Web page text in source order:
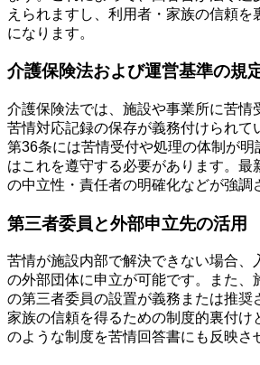
えられますし、利用者・家族の信頼を
になります。
介護保険法および運営基準の規
介護保険法では、施設や事業所に苦情
苦情対応記録の保存が義務付けられて
第36条には苦情受付や処理の体制が明
はこれを遵守する必要があります。最
の中立性・責任者の明確化などが強調
第三者委員と外部申立先の活用
苦情が施設内部で解決できない場合、
の外部団体に申立が可能です。また、
の第三者委員の設置が義務または推奨
家族の信頼を得るための制度的裏付け
のような制度を苦情回答書にも反映さ